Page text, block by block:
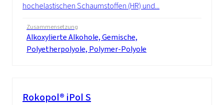
hochelastischen Schaumstoffen (HR) und...
Zusammensetzung
Alkoxylierte Alkohole, Gemische,
Polyetherpolyole, Polymer-Polyole
Rokopol® iPol S